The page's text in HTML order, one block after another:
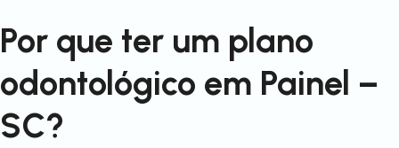
Por que ter um plano
odontológico em Painel –
SC?